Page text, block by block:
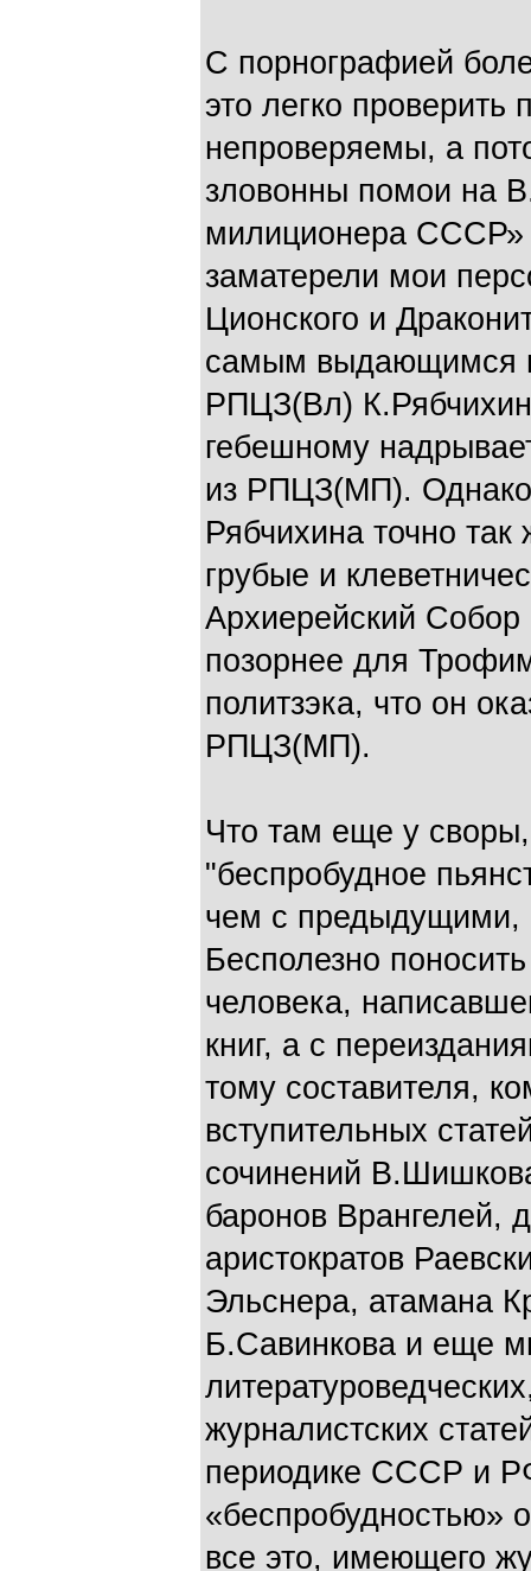
С порнографией
это легко
непроверяемы, а
зловонны помои на
милиционера
заматерели мои
Ционского и
самым выдающимся
РПЦЗ(Вл)
гебешному
из РПЦЗ(МП). Однако
Рябчихина точно
грубые и
Архиерейский
позорнее для
политзэка, что он
РПЦЗ(МП).
Что там еще у
"беспробудное
чем с предыдущими,
Бесполезно
человека,
книг, а с
тому составителя,
вступительных
сочинений
баронов Врангелей,
аристократов
Эльснера, атамана
Б.Савинкова и еще
журналистских
периодике СССР и
«беспробудностью»
все это, имеющего